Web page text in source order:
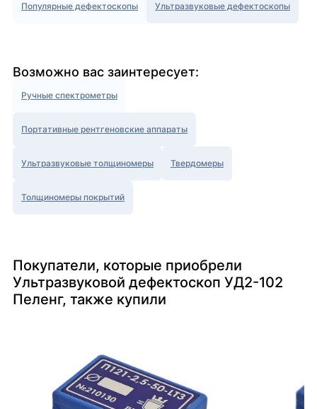
Популярные дефектоскопы Ультразвуковые дефектоскопы
Возможно вас заинтересует:
Ручные спектрометры
Портативные рентгеновские аппараты
Ультразвуковые толщиномеры Твердомеры
Толщиномеры покрытий
Покупатели, которые приобрели
Ультразвуковой дефектоскоп УД2-102
Пеленг, также купили